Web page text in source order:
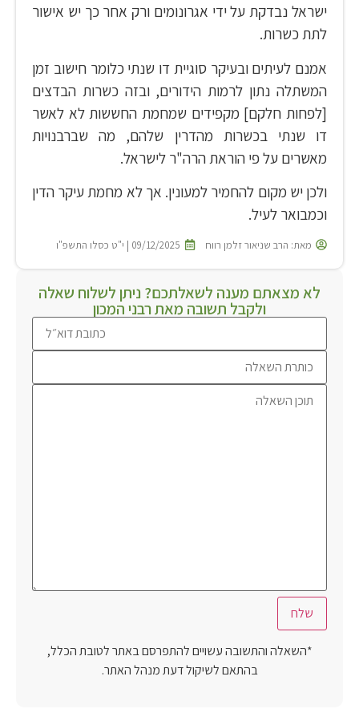
ישראל נבדקת על ידי אגרונומים ורק אחר כך יש אישור
לתת כשרות.
אמנם לעיתים ובעיקר סוגיית דו שנתי כלומר חישוב זמן
המשתלה נתון לרמות הידורים, ובזה כשרות הבדצים
[לפחות חלקם] מקפידים שמחמת החששות לא לאשר
דו שנתי בכשרות מהדרין שלהם, מה שברבנויות
מאשרים על פי הוראת הרה"ר לישראל.
ולכן יש מקום להחמיר למעונין. אך לא מחמת עיקר הדין
וכמבואר לעיל.
מאת: הרב שניאור זלמן רווח 09/12/2025 | י"ט כסלו התשפ"ו
לא מצאתם מענה לשאלתכם? ניתן לשלוח שאלה
ולקבל תשובה מאת רבני המכון
*השאלה והתשובה עשויים להתפרסם באתר לטובת הכלל,
בהתאם לשיקול דעת מנהל האתר.